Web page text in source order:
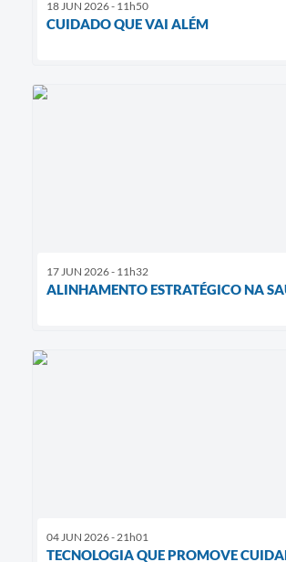
18 JUN 2026 - 11h50
CUIDADO QUE VAI ALÉM
17 JUN 2026 - 11h32
ALINHAMENTO ESTRATÉGICO NA
04 JUN 2026 - 21h01
TECNOLOGIA QUE PROMOVE